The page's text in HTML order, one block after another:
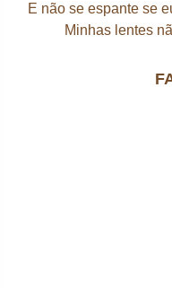
E não se espante se
Minhas lentes